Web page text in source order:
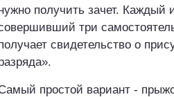
получить зачет. Каждый
три
свидетельство о
простой вариант -